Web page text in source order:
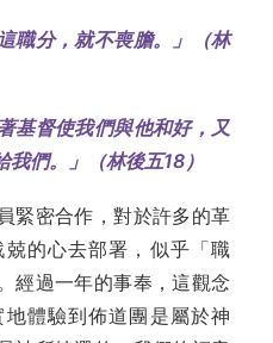
職分，就不喪膽。」（林
基督使我們與他和好，又
們。」（林後五18）
緊密合作，對於許多的革
的心去部署，似乎「職
經過一年的事奉，這觀念
體驗到佈道團是屬於神